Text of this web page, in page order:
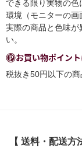
できる限り実物の
環境（モニターの画
実際の商品と色味が
い。
お買い物ポイン
税抜き50円以下の商
【 送料・配送方